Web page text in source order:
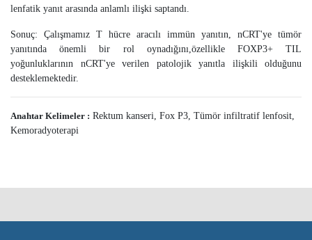
lenfatik yanıt arasında anlamlı ilişki saptandı.
Sonuç: Çalışmamız T hücre aracılı immün yanıtın, nCRT'ye tümör
yanıtında önemli bir rol oynadığını,özellikle FOXP3+ TIL
yoğunluklarının nCRT'ye verilen patolojik yanıtla ilişkili olduğunu
desteklemektedir.
Anahtar Kelimeler : Rektum kanseri, Fox P3, Tümör infiltratif lenfosit,
Kemoradyoterapi